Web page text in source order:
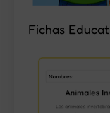
Fichas